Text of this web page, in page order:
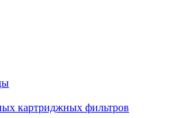
картриджных фильтров